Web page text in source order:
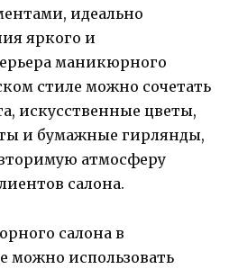
идеально
яркого и
маникюрного
стиле можно сочетать
искусственные цветы,
и бумажные гирлянды,
атмосферу
салона.
салона в
можно использовать